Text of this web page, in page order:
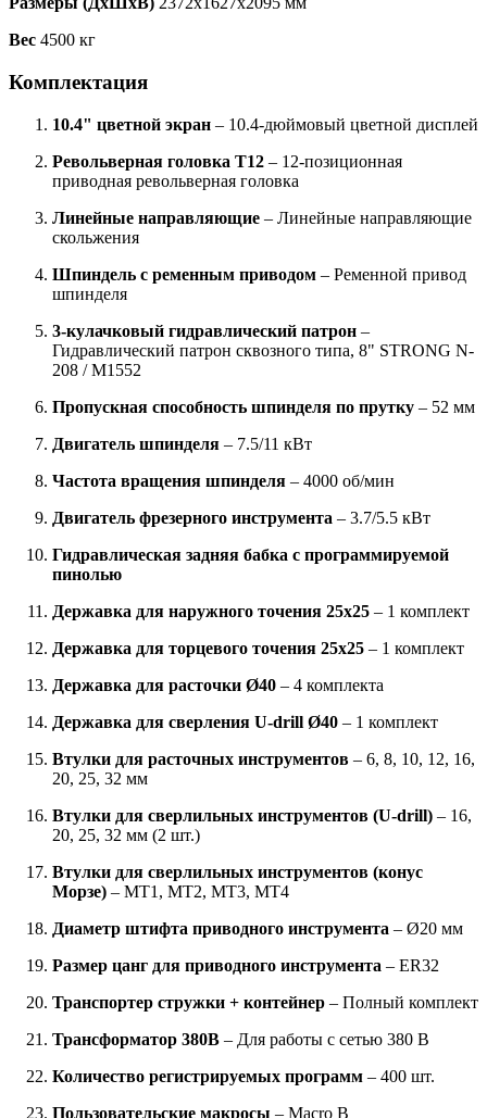
Вес 4500 кг
Комплектация
10.4" цветной экран – 10.4-дюймовый цветной дисплей
Револьверная головка T12 – 12-позиционная
приводная револьверная головка
Линейные направляющие – Линейные направляющие
скольжения
Шпиндель с ременным приводом – Ременной привод
шпинделя
3-кулачковый гидравлический патрон –
Гидравлический патрон сквозного типа, 8" STRONG N-
208 / M1552
Пропускная способность шпинделя по прутку – 52 мм
Двигатель шпинделя – 7.5/11 кВт
Частота вращения шпинделя – 4000 об/мин
Двигатель фрезерного инструмента – 3.7/5.5 кВт
Гидравлическая задняя бабка с программируемой
пинолью
Державка для наружного точения 25x25 – 1 комплект
Державка для торцевого точения 25x25 – 1 комплект
Державка для расточки Ø40 – 4 комплекта
Державка для сверления U-drill Ø40 – 1 комплект
Втулки для расточных инструментов – 6, 8, 10, 12, 16,
20, 25, 32 мм
Втулки для сверлильных инструментов (U-drill) – 16,
20, 25, 32 мм (2 шт.)
Втулки для сверлильных инструментов (конус
Морзе) – MT1, MT2, MT3, MT4
Диаметр штифта приводного инструмента – Ø20 мм
Размер цанг для приводного инструмента – ER32
Транспортер стружки + контейнер – Полный комплект
Трансформатор 380В – Для работы с сетью 380 В
Количество регистрируемых программ – 400 шт.
Пользовательские макросы – Macro B